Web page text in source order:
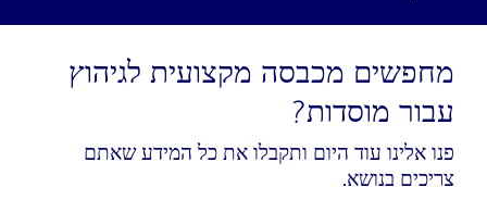
מחפשים מכבסה מקצועית לגיהוץ
עבור מוסדות?
פנו אלינו עוד היום ותקבלו את כל המידע שאתם
צריכים בנושא.